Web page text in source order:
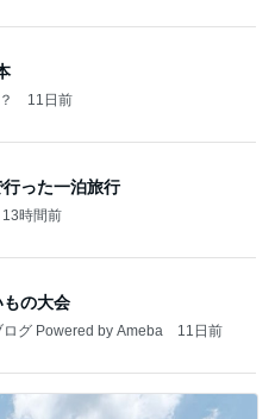
11日前
った一泊旅行
13時間前
の大会
グ Powered by Ameba 11日前